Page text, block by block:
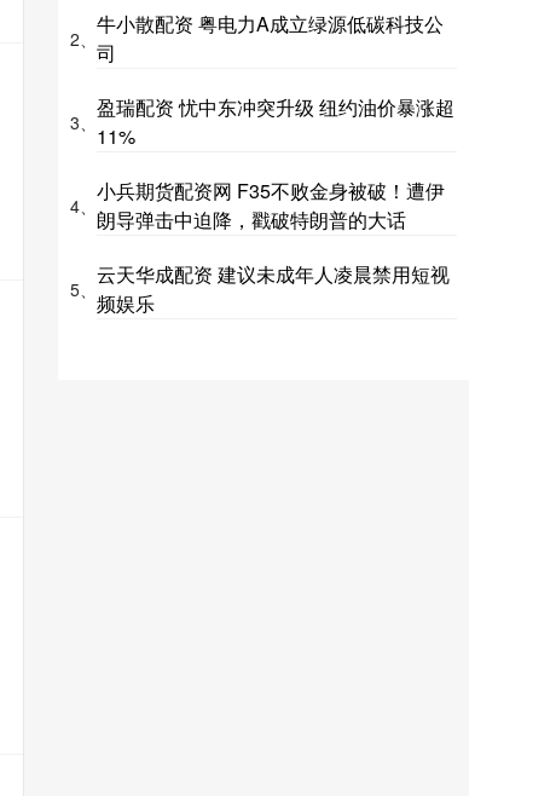
2、
牛小散配资 粤电力A成立绿源低碳科技公
司
3、
盈瑞配资 忧中东冲突升级 纽约油价暴涨超
11%
4、
小兵期货配资网 F35不败金身被破！遭伊
朗导弹击中迫降，戳破特朗普的大话
5、
云天华成配资 建议未成年人凌晨禁用短视
频娱乐